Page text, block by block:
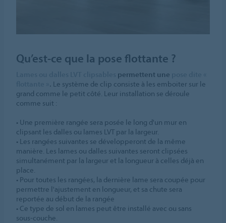
Qu’est-ce que la pose flottante ?
permettent une
. Le système de clip consiste à les emboiter sur le
grand comme le petit côté. Leur installation se déroule
comme suit :
• Une première rangée sera posée le long d'un mur en
clipsant les dalles ou lames LVT par la largeur.
• Les rangées suivantes se développeront de la même
manière. Les lames ou dalles suivantes seront clipsées
simultanément par la largeur et la longueur à celles déjà en
place.
• Pour toutes les rangées, la dernière lame sera coupée pour
permettre l'ajustement en longueur, et sa chute sera
reportée au début de la rangée
• Ce type de sol en lames peut être installé avec ou sans
sous-couche.